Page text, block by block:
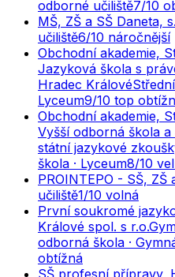
odborné učiliště7/10
MŠ, ZŠ a SŠ Daneta,
učiliště6/10 náročnější
Obchodní akademie,
Jazyková škola s
Hradec Králové
Lyceum9/10 top
Obchodní akademie,
Vyšší odborná škola
státní jazykové
škola · Lyceum8/10
PROINTEPO - SŠ, ZŠ
učiliště1/10 volná
První soukromé
Králové spol. s r.o.
odborná škola ·
obtížná
SŠ profesní přípravy,